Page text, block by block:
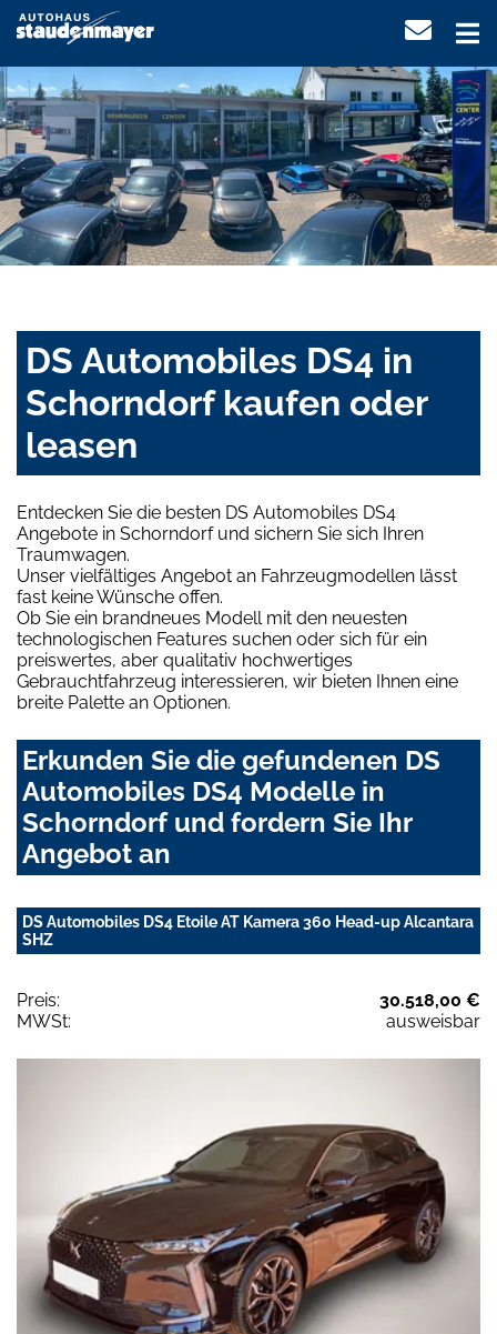
DS Automobiles DS4 in
Schorndorf kaufen oder
leasen
Entdecken Sie die besten DS Automobiles DS4
Angebote in Schorndorf und sichern Sie sich Ihren
Traumwagen.
Unser vielfältiges Angebot an Fahrzeugmodellen lässt
fast keine Wünsche offen.
Ob Sie ein brandneues Modell mit den neuesten
technologischen Features suchen oder sich für ein
preiswertes, aber qualitativ hochwertiges
Gebrauchtfahrzeug interessieren, wir bieten Ihnen eine
breite Palette an Optionen.
Erkunden Sie die gefundenen DS
Automobiles DS4 Modelle in
Schorndorf und fordern Sie Ihr
Angebot an
DS Automobiles DS4 Etoile AT Kamera 360 Head-up Alcantara
SHZ
Preis:
30.518,00 €
MWSt:
ausweisbar